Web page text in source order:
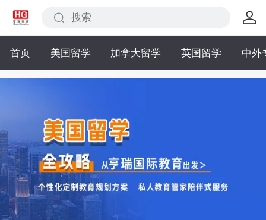
首页 美国留学 加拿大留学 英国留学 中外